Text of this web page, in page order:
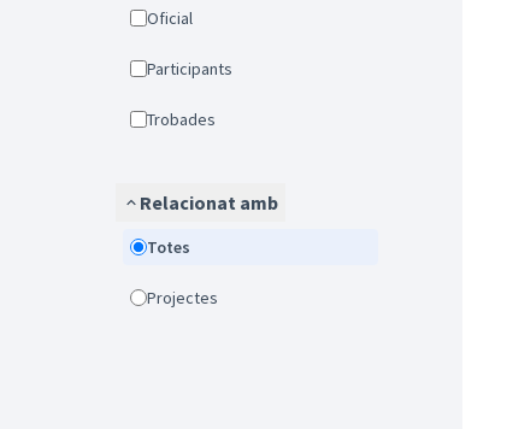
Oficial
Participants
Trobades
Relacionat amb
Totes
Projectes